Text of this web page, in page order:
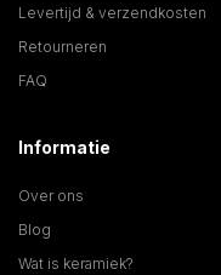
Levertijd & verzendkosten
Retourneren
FAQ
Informatie
Over ons
Blog
Wat is keramiek?